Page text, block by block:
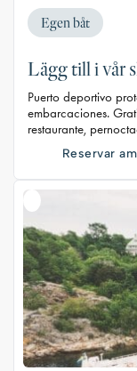
Egen båt
Lägg till i vår
Puerto deportivo
embarcaciones.
restaurante,
Reservar